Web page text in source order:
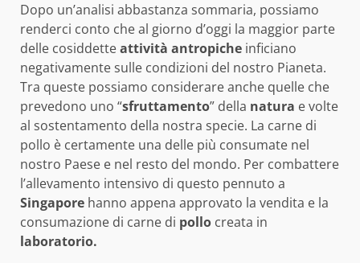
Dopo un’analisi abbastanza sommaria, possiamo
renderci conto che al giorno d’oggi la maggior parte
delle cosiddetteattività antropiche inficiano
negativamente sulle condizioni del nostro Pianeta.
Tra queste possiamo considerare anche quelle che
prevedono uno “sfruttamento” della natura e volte
al sostentamento della nostra specie. La carne di
pollo è certamente una delle più consumate nel
nostro Paese e nel resto del mondo. Per combattere
l’allevamento intensivo di questo pennuto a
Singapore hanno appena approvato la vendita e la
consumazione di carne di pollo creata in
laboratorio.